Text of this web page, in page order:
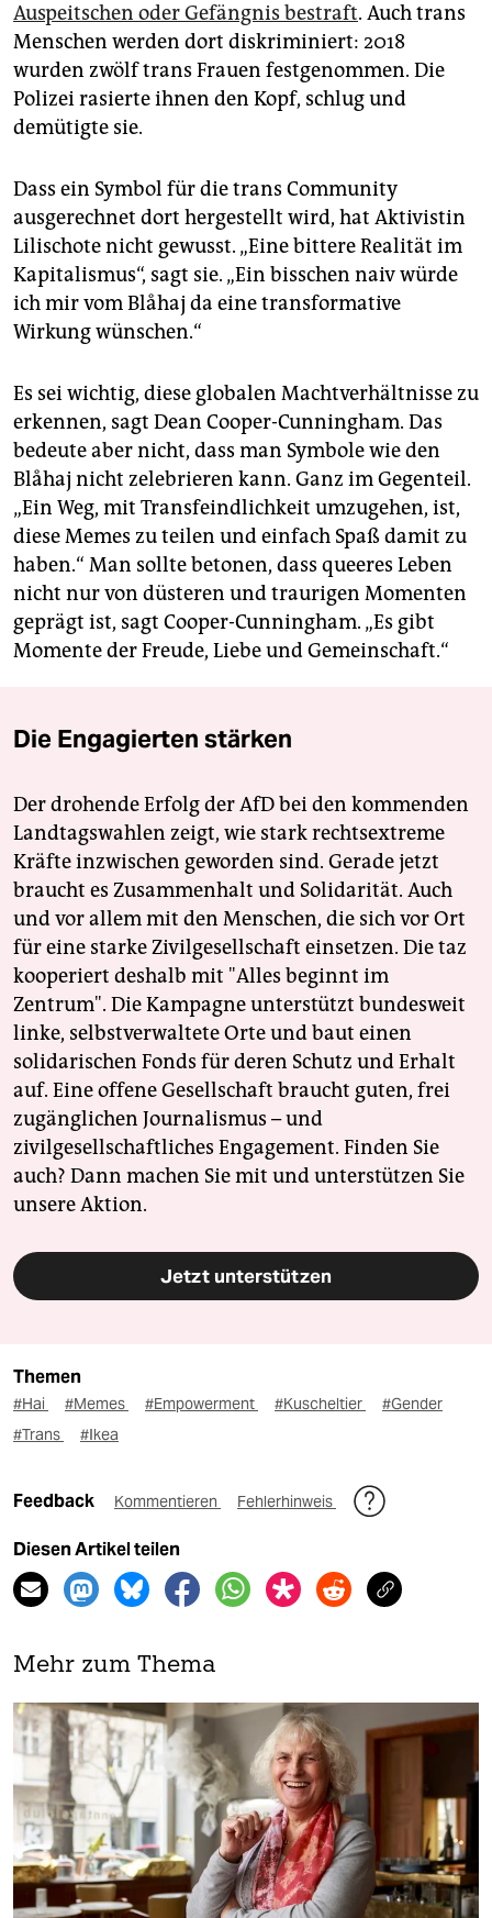
Auspeitschen oder Gefängnis bestraft. Auch trans
Menschen werden dort diskriminiert: 2018
wurden zwölf trans Frauen festgenommen. Die
Polizei rasierte ihnen den Kopf, schlug und
demütigte sie.
Dass ein Symbol für die trans Community
ausgerechnet dort hergestellt wird, hat Aktivistin
Lilischote nicht gewusst. „Eine bittere Realität im
Kapitalismus“, sagt sie. „Ein bisschen naiv würde
ich mir vom Blåhaj da eine transformative
Wirkung wünschen.“
Es sei wichtig, diese globalen Machtverhältnisse zu
erkennen, sagt Dean Cooper-Cunningham. Das
bedeute aber nicht, dass man Symbole wie den
Blåhaj nicht zelebrieren kann. Ganz im Gegenteil.
„Ein Weg, mit Transfeindlichkeit umzugehen, ist,
diese Memes zu teilen und einfach Spaß damit zu
haben.“ Man sollte betonen, dass queeres Leben
nicht nur von düsteren und traurigen Momenten
geprägt ist, sagt Cooper-Cunningham. „Es gibt
Momente der Freude, Liebe und Gemeinschaft.“
Die Engagierten stärken
Der drohende Erfolg der AfD bei den kommenden
Landtagswahlen zeigt, wie stark rechtsextreme
Kräfte inzwischen geworden sind. Gerade jetzt
braucht es Zusammenhalt und Solidarität. Auch
und vor allem mit den Menschen, die sich vor Ort
für eine starke Zivilgesellschaft einsetzen. Die taz
kooperiert deshalb mit "Alles beginnt im
Zentrum". Die Kampagne unterstützt bundesweit
linke, selbstverwaltete Orte und baut einen
solidarischen Fonds für deren Schutz und Erhalt
auf. Eine offene Gesellschaft braucht guten, frei
zugänglichen Journalismus – und
zivilgesellschaftliches Engagement. Finden Sie
auch? Dann machen Sie mit und unterstützen Sie
unsere Aktion.
Jetzt unterstützen
Themen
#Hai #Memes #Empowerment #Kuscheltier
#Gender
#Trans
#Ikea
Feedback Kommentieren Fehlerhinweis
Diesen Artikel teilen
Mehr zum Thema